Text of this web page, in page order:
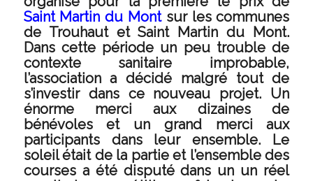
Saint Martin du Montsur les communes
de Trouhaut et Saint Martin du Mont.
Dans cette période un peu trouble de
contexte sanitaire improbable,
l’association a décidé malgré tout de
s’investir dans ce nouveau projet. Un
énorme merci aux dizaines de
bénévoles et un grand merci aux
participants dans leur ensemble. Le
soleil était de la partie et l’ensemble des
courses a été disputé dans un un réel